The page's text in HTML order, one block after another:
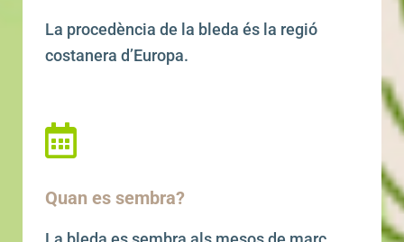
La procedència de la bleda és la regió
costanera d’Europa.
Quan es sembra?